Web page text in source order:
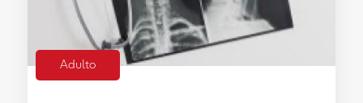
Adulto